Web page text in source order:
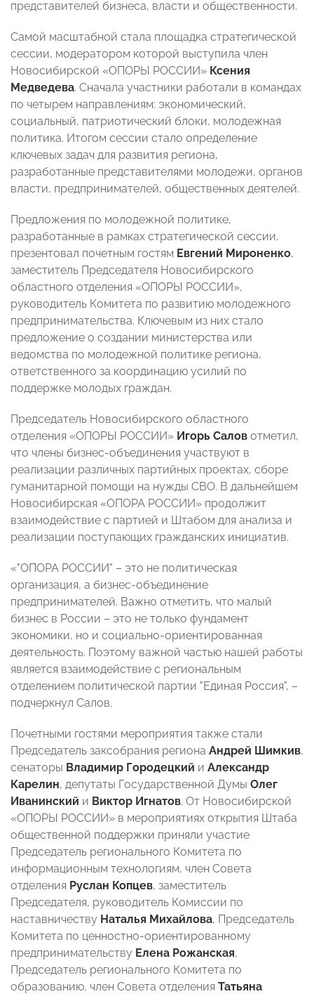
представителей бизнеса, власти и общественности.
Самой масштабной стала площадка стратегической
сессии, модератором которой выступила член
Новосибирской «ОПОРЫ РОССИИ» Ксения
Медведева. Сначала участники работали в командах
по четырем направлениям: экономический,
социальный, патриотический блоки, молодежная
политика. Итогом сессии стало определение
ключевых задач для развития региона,
разработанные представителями молодежи, органов
власти, предпринимателей, общественных деятелей.
Предложения по молодежной политике,
разработанные в рамках стратегической сессии,
презентовал почетным гостям Евгений Мироненко,
заместитель Председателя Новосибирского
областного отделения «ОПОРЫ РОССИИ»,
руководитель Комитета по развитию молодежного
предпринимательства. Ключевым из них стало
предложение о создании министерства или
ведомства по молодежной политике региона,
ответственного за координацию усилий по
поддержке молодых граждан.
Председатель Новосибирского областного
отделения «ОПОРЫ РОССИИ» Игорь Салов отметил,
что члены бизнес-объединения участвуют в
реализации различных партийных проектах, сборе
гуманитарной помощи на нужды СВО. В дальнейшем
Новосибирская «ОПОРА РОССИИ» продолжит
взаимодействие с партией и Штабом для анализа и
реализации поступающих гражданских инициатив.
«"ОПОРА РОССИИ" – это не политическая
организация, а бизнес-объединение
предпринимателей. Важно отметить, что малый
бизнес в России – это не только фундамент
экономики, но и социально-ориентированная
деятельность. Поэтому важной частью нашей работы
является взаимодействие с региональным
отделением политической партии "Единая Россия", –
подчеркнул Салов.
Почетными гостями мероприятия также стали
Председатель заксобрания региона Андрей Шимкив,
сенаторы Владимир Городецкий и Александр
Карелин, депутаты Государственной Думы Олег
Иванинский и Виктор Игнатов. От Новосибирской
«ОПОРЫ РОССИИ» в мероприятиях открытия Штаба
общественной поддержки приняли участие
Председатель регионального Комитета по
информационным технологиям, член Совета
отделения Руслан Копцев, заместитель
Председателя, руководитель Комиссии по
наставничеству Наталья Михайлова, Председатель
Комитета по ценностно-ориентированному
предпринимательству Елена Рожанская,
Председатель регионального Комитета по
образованию, член Совета отделения Татьяна